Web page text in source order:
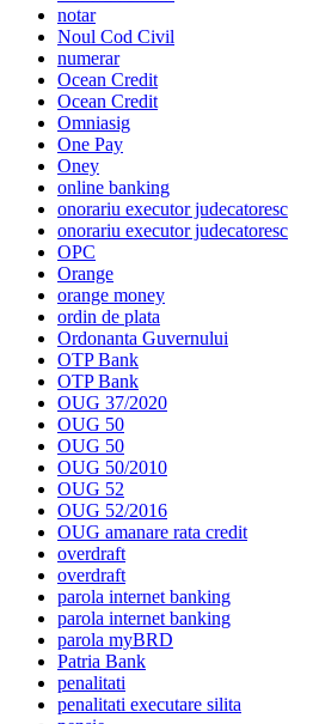
notar
Noul Cod Civil
numerar
Ocean Credit
Ocean Credit
Omniasig
One Pay
Oney
online banking
onorariu executor judecatoresc
onorariu executor judecatoresc
OPC
Orange
orange money
ordin de plata
Ordonanta Guvernului
OTP Bank
OTP Bank
OUG 37/2020
OUG 50
OUG 50
OUG 50/2010
OUG 52
OUG 52/2016
OUG amanare rata credit
overdraft
overdraft
parola internet banking
parola internet banking
parola myBRD
Patria Bank
penalitati
penalitati executare silita